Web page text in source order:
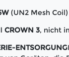
(UN2 Mesh Coil)
CROWN 3, nicht
ENTSORGUNG